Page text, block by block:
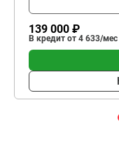
139 000 ₽
В кредит от 4 633/мес